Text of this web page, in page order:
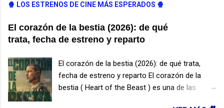
🍿 LOS ESTRENOS DE CINE MÁS ESPERADOS 🍿
El corazón de la bestia (2026): de qué
trata, fecha de estreno y reparto
El corazón de la bestia (2026): de qué trata,
fecha de estreno y reparto El corazón de la
bestia ( Heart of the Beast ) es una de las